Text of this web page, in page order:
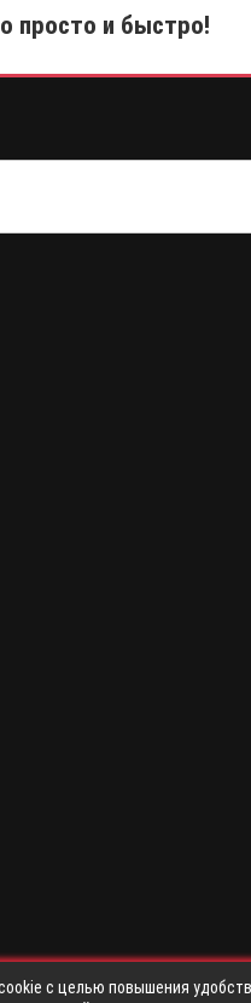
просто и быстро!
с целью повышения